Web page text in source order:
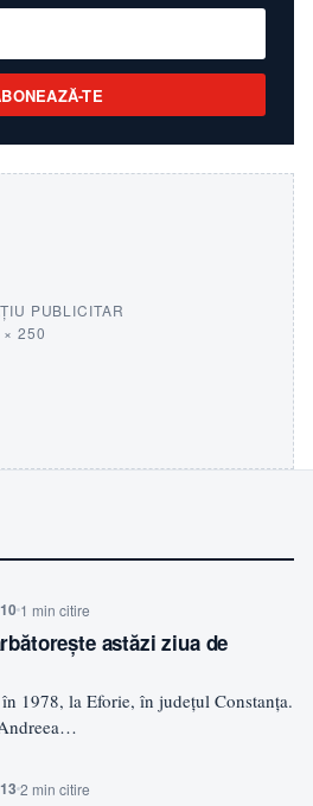
TE
PUBLICITAR
250
1 min citire
astăzi ziua de
1978, la Eforie, în judeţul Constanţa.
2 min citire